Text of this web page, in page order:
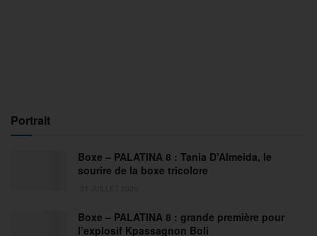
Portrait
Boxe – PALATINA 8 : Tania D’Almeida, le
sourire de la boxe tricolore
Boxe – PALATINA 8 : grande première pour
l’explosif Kpassagnon Boli